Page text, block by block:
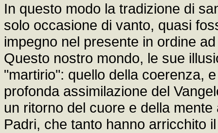
In questo modo la tradizione di
solo occasione di vanto, quasi
impegno nel presente in ordine
Questo nostro mondo, le sue
"martirio": quello della coerenza,
profonda assimilazione del
un ritorno del cuore e della
Padri, che tanto hanno arricchito